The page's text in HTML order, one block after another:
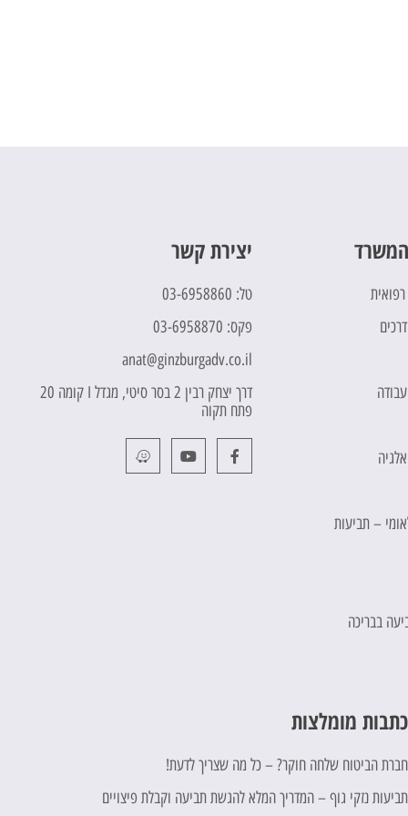
– תביעות
בבריכה
יצירת קשר
טל: 03-6958860
פקס: 03-6958870
anat@ginzburgadv.co.il
דרך יצחק רבין 2 בסר סיטי, מגדל I קומה 20
פתח תקוה
כתבות מומלצות
חברת הביטוח שלחה חוקר? – כל מה שצריך לדעת!
תביעות נזקי גוף – המדריך המלא להגשת תביעה וקבלת פיצויים